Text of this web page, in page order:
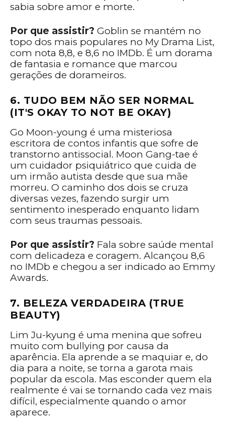
sabia sobre amor e morte.
Por que assistir? Goblin se mantém no
topo dos mais populares no My Drama List,
com nota 8,8, e 8,6 no IMDb. É um dorama
de fantasia e romance que marcou
gerações de dorameiros.
6. TUDO BEM NÃO SER NORMAL
(IT'S OKAY TO NOT BE OKAY)
Go Moon-young é uma misteriosa
escritora de contos infantis que sofre de
transtorno antissocial. Moon Gang-tae é
um cuidador psiquiátrico que cuida de
um irmão autista desde que sua mãe
morreu. O caminho dos dois se cruza
diversas vezes, fazendo surgir um
sentimento inesperado enquanto lidam
com seus traumas pessoais.
Por que assistir? Fala sobre saúde mental
com delicadeza e coragem. Alcançou 8,6
no IMDb e chegou a ser indicado ao Emmy
Awards.
7. BELEZA VERDADEIRA (TRUE
BEAUTY)
Lim Ju-kyung é uma menina que sofreu
muito com bullying por causa da
aparência. Ela aprende a se maquiar e, do
dia para a noite, se torna a garota mais
popular da escola. Mas esconder quem ela
realmente é vai se tornando cada vez mais
difícil, especialmente quando o amor
aparece.